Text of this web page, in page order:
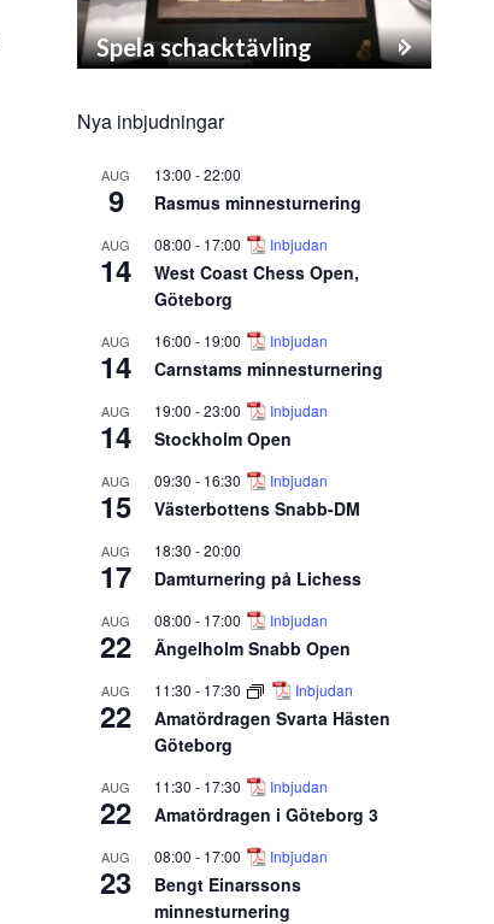
Spela schacktävling
Nya inbjudningar
AUG
9
13:00 -22:00
Rasmus minnesturnering
AUG
14
08:00 - 17:00 Inbjudan
West Coast Chess Open,
Göteborg
AUG
14
16:00 - 19:00 Inbjudan
Carnstams minnesturnering
AUG
14
19:00 -23:00 Inbjudan
Stockholm Open
AUG
15
09:30 - 16:30 Inbjudan
Västerbottens Snabb-DM
AUG
17
18:30 -20:00
Damturnering på Lichess
AUG
22
08:00 - 17:00 Inbjudan
Ängelholm Snabb Open
AUG
22
11:30 - 17:30 Inbjudan
Amatördragen Svarta Hästen
Göteborg
AUG
22
11:30 - 17:30 Inbjudan
Amatördragen i Göteborg 3
AUG
23
08:00 - 17:00 Inbjudan
Bengt Einarssons
minnesturnering